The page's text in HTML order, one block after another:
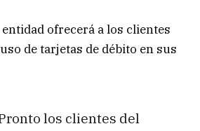
ofrecerá a los clientes
de tarjetas de débito en sus
Pronto los clientes del